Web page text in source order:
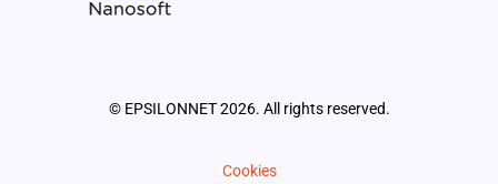
© EPSILONNET 2026. All rights reserved.
Cookies